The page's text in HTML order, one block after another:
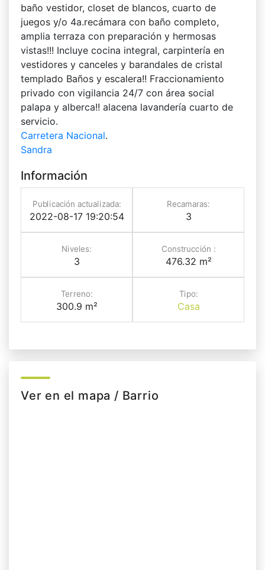
baño vestidor, closet de blancos, cuarto de
juegos y/o 4a.recámara con baño completo,
amplia terraza con preparación y hermosas
vistas!!! Incluye cocina integral, carpintería en
vestidores y canceles y barandales de cristal
templado Baños y escalera!! Fraccionamiento
privado con vigilancia 24/7 con área social
palapa y alberca!! alacena lavandería cuarto de
servicio.
Carretera Nacional.
Sandra
Información
Publicación actualizada:
2022-08-17 19:20:54
Recamaras:
3
Niveles:
3
Construcción :
476.32 m²
Terreno:
300.9 m²
Tipo:
Casa
Ver en el mapa / Barrio